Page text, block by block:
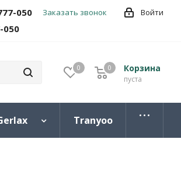
Войти
050
050
Заказать звонок
0 Корзина
0
пуста
0
Tranyoo